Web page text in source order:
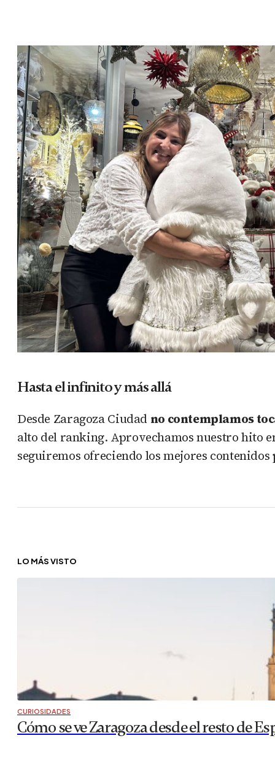
Hasta el infinito y más allá
Desde Zaragoza Ciudad no contemplamos
alto del ranking. Aprovechamos nuestro hito
seguiremos ofreciendo los mejores contenidos
LO MÁS VISTO
CURIOSIDADES
Cómo se ve Zaragoza desde el resto de